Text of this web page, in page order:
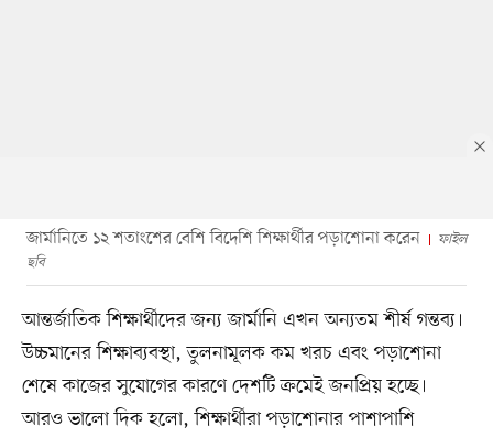
জার্মানিতে ১২ শতাংশের বেশি বিদেশি শিক্ষার্থীর পড়াশোনা করেন
ফাইল
ছবি
আন্তর্জাতিক শিক্ষার্থীদের জন্য জার্মানি এখন অন্যতম শীর্ষ গন্তব্য।
উচ্চমানের শিক্ষাব্যবস্থা, তুলনামূলক কম খরচ এবং পড়াশোনা
শেষে কাজের সুযোগের কারণে দেশটি ক্রমেই জনপ্রিয় হচ্ছে।
আরও ভালো দিক হলো, শিক্ষার্থীরা পড়াশোনার পাশাপাশি